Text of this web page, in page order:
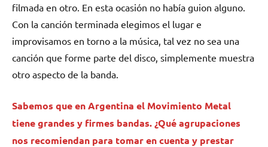
filmada en otro. En esta ocasión no había guion alguno.
Con la canción terminada elegimos el lugar e
improvisamos en torno a la música, tal vez no sea una
canción que forme parte del disco, simplemente muestra
otro aspecto de la banda.
Sabemos que en Argentina el Movimiento Metal
tiene grandes y firmes bandas. ¿Qué agrupaciones
nos recomiendan para tomar en cuenta y prestar